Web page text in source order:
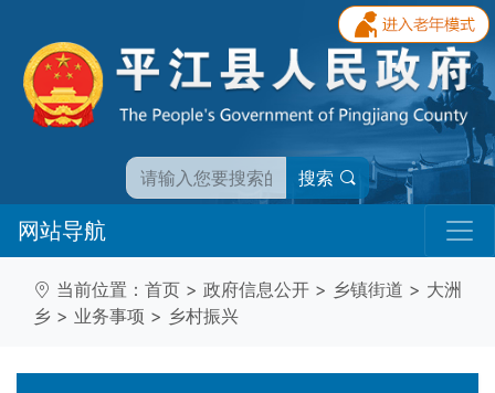
搜索
网站导航
当前位置： 首页 > 政府信息公开 > 乡镇街道 > 大洲
乡 > 业务事项 > 乡村振兴